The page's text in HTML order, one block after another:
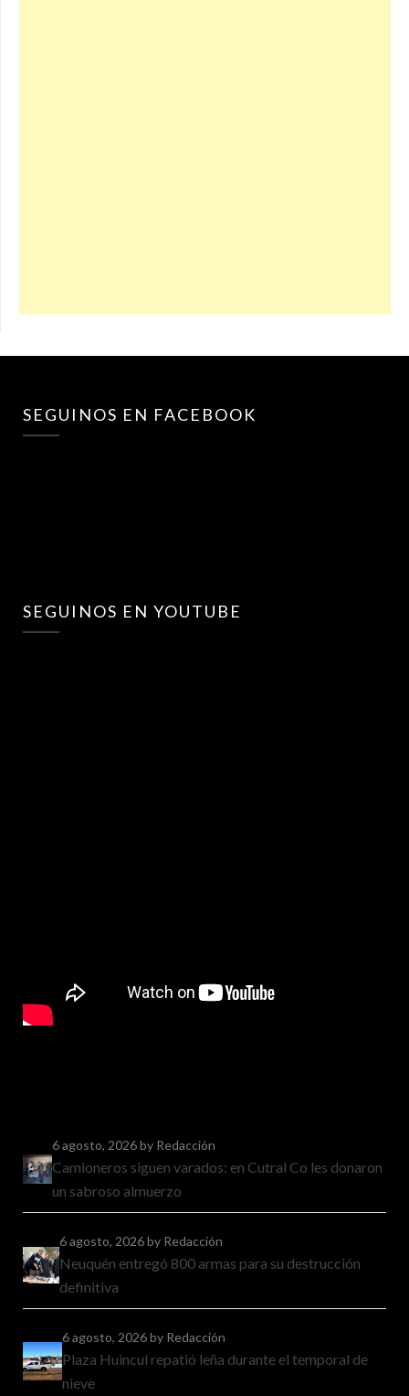
SEGUINOS EN FACEBOOK
SEGUINOS EN YOUTUBE
6 agosto, 2026by Redacción
Camioneros siguen varados: en Cutral Co les donaron
un sabroso almuerzo
6 agosto, 2026by Redacción
Neuquén entregó 800 armas para su destrucción
definitiva
6 agosto, 2026by Redacción
Plaza Huincul repatió leña durante el temporal de
nieve